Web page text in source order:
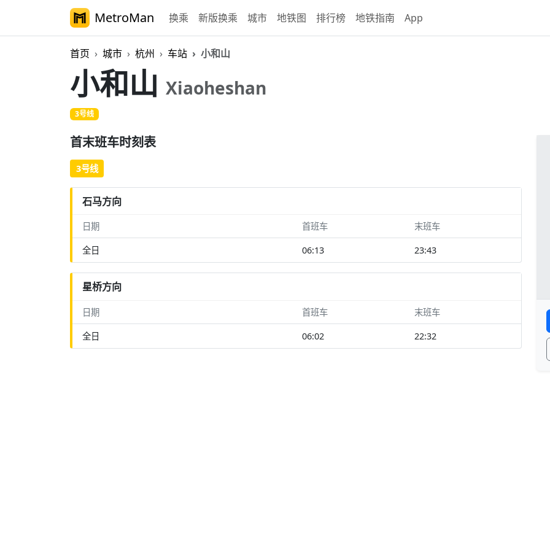
MetroMan 换乘 新版换乘 城市 地铁图 排行榜 地铁指南 App
首页 城市 杭州 车站 小和山
小和山 Xiaoheshan
3号线
首末班车时刻表
3号线
石马方向
日期 首班车 末班车
全日 06:13 23:43
星桥方向
日期 首班车 末班车
全日 06:02 22:32